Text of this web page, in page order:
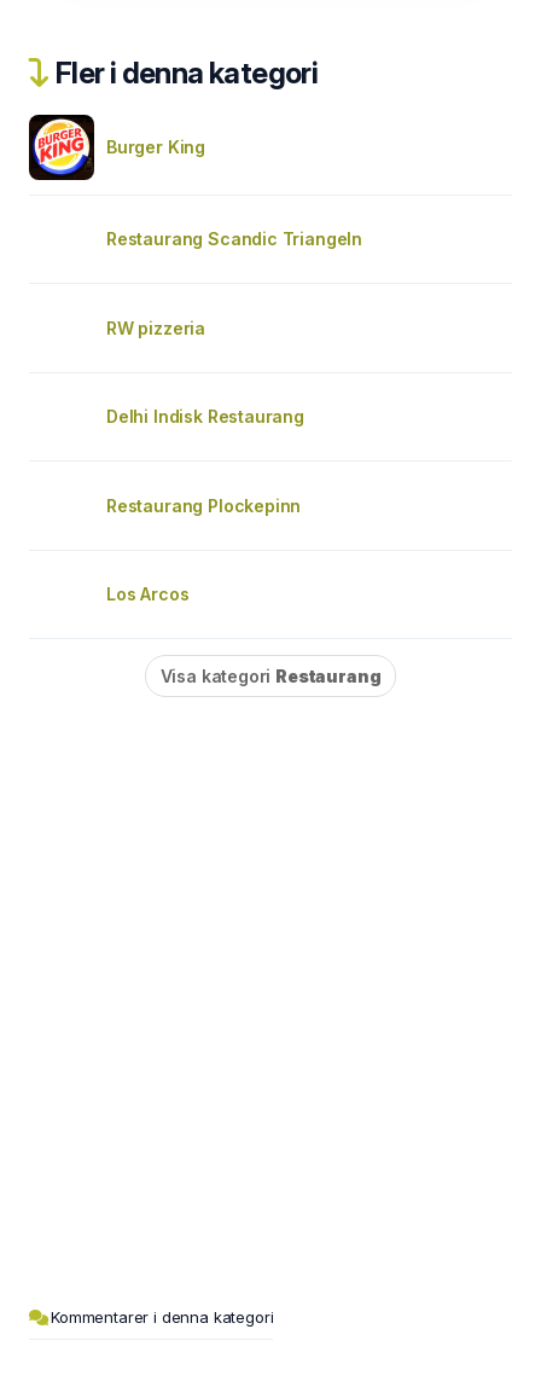
Fler i denna kategori
Burger King
Restaurang Scandic Triangeln
RW pizzeria
Delhi Indisk Restaurang
Restaurang Plockepinn
Los Arcos
Visa kategori Restaurang
Kommentarer i denna kategori